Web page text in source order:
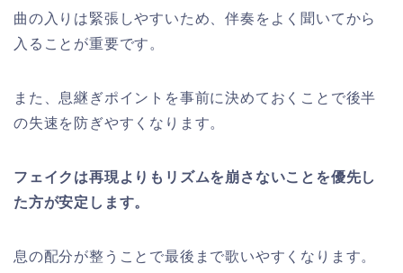
曲の入りは緊張しやすいため、伴奏をよく聞いてから
入ることが重要です。
また、息継ぎポイントを事前に決めておくことで後半
の失速を防ぎやすくなります。
フェイクは再現よりもリズムを崩さないことを優先し
た方が安定します。
息の配分が整うことで最後まで歌いやすくなります。